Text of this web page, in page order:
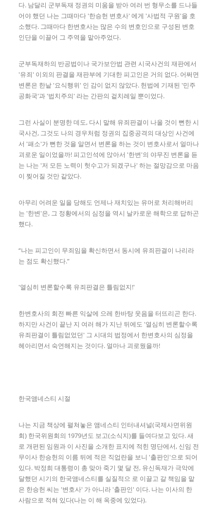
다. 남달리 군부독재 정권의 미움을 받아 여러 번 형무소를 드나들
어야 했던 나는 그때마다 '한승헌 변호사' 에게 '사법적 구원'을 호
소했다. 그때마다 한변호사는 많은 수의 변호인으로 구성된 변호
인단을 이끌어 그 주역을 맡아주었다.
군부독재하의 반공법이나 국가보안법 관련 시국사건의 재판에서
'유죄' 이외의 판결을 재판부에 기대한 피고인은 거의 없다. 어쩌면
변론은 한낱 '요식행위' 인 감이 없지 않았다. 헌법에 기재된 '민주
공화국'과 '법치주의' 라는 간판의 겉치레일 뿐이었다.
그런 사실이 분명한 데도, 다시 말해 유죄판결이 나올 것이 뻔한 시
국사건, 그것도 나의 경우처럼 정권의 집중공격의 대상인 사건에
서 '패소'가 뻔한 것을 알면서 변론을 하는 것이 변호사로서 얼마나
괴로운 일이었을까! 피고인석에 앉아서 '한변'의 야무진 변론을 듣
는 나는 '저 모든 노력이 헛수고가 되겠구나' 하는 절망감으로 마음
이 찢어질 것만 같았다.
아무리 어려운 일을 당해도 언제나 재치있는 유머로 처리해버리
는 '한변'은, 그 정황에서의 심정을 역시 날카로운 해학으로 답하곤
했다.
“나는 피고인이 무죄임을 확신하면서 동시에 유죄판결이 나리라
는 점도 확신했다.”
'열심히 변론할수록 유죄판결은 틀림없지!'
한변호사의 회전 빠른 익살에 으레 한바탕 웃음을 터뜨리곤 한다.
하지만 사건이 끝난 지 여러 해가 지난 뒤에도 '열심히 변론할수록
유죄판결이 틀림없었던' 그 시대의 법정에서 한변호사의 심정을
헤아리면서 숙연해지는 것이다. 얼마나 괴로웠을까!
한국앰네스티 시절
나는 지금 책상에 펼쳐놓은 앰네스티 인터내셔널(국제사면위원
회) 한국위원회의 1979년도 보고(소식지)를 들여다보고 있다. 새
로 개편된 임원과 이 사진을 소개한 표지에 적힌 명단에서, 신임 전
무이사 한승헌의 이름 뒤에 적은 직업란을 보니 '출판인'으로 되어
있다. 박정희 대통령이 총 맞아 죽기 몇 달 전, 유신독재가 극악에
달했던 시기의 한국앰네스티를 실질적으 로 이끌고 갈 책임을 맡
은 한승헌 씨는 '변호사' 가 아니라 '출판인' 이다. 나는 이사의 한
사람으로 적혀 있다(나는 이 해 옥중에 있었다).